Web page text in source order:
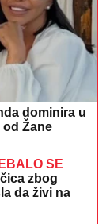
dominira u
Žane
SE
zbog
da živi na